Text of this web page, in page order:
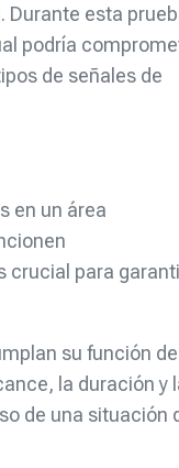
Durante esta
podría
de señales de
en un área
crucial para
su función de
la duración y
de una situación